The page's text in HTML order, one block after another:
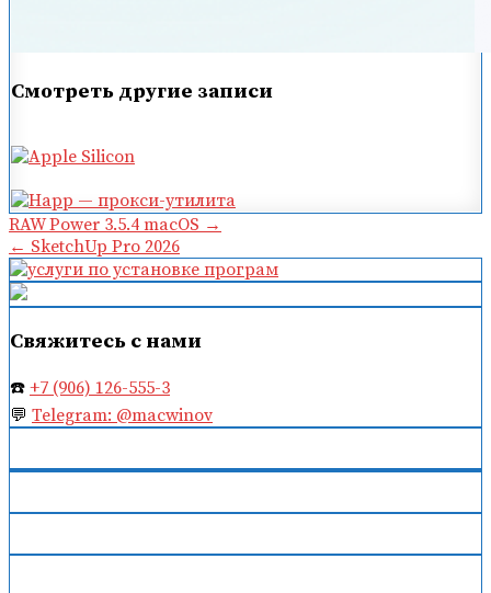
Смотреть другие записи
Навигация
по
записям
RAW Power 3.5.4 macOS →
← SketchUp Pro 2026
Свяжитесь с нами
☎️ +7 (906) 126-555-3
💬 Telegram: @macwinov